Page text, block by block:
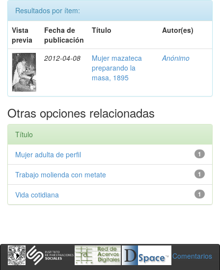
Resultados por ítem:
Vista
previa
Fecha de
publicación
Título Autor(es)
2012-04-08
Mujer mazateca
preparando la
masa, 1895
Anónimo
Otras opciones relacionadas
Título
1
Mujer adulta de perfil
1
Trabajo molienda con metate
1
Vida cotidiana
Comentarios